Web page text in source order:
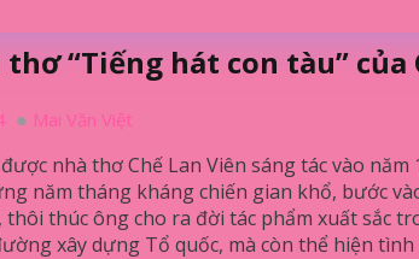
“Tiếng hát con tàu” của
Mai Văn Việt
nhà thơ Chế Lan Viên sáng tác vào
năm tháng kháng chiến gian khổ, bước
thúc ông cho ra đời tác phẩm xuất sắc
xây dựng Tổ quốc, mà còn thể hiện